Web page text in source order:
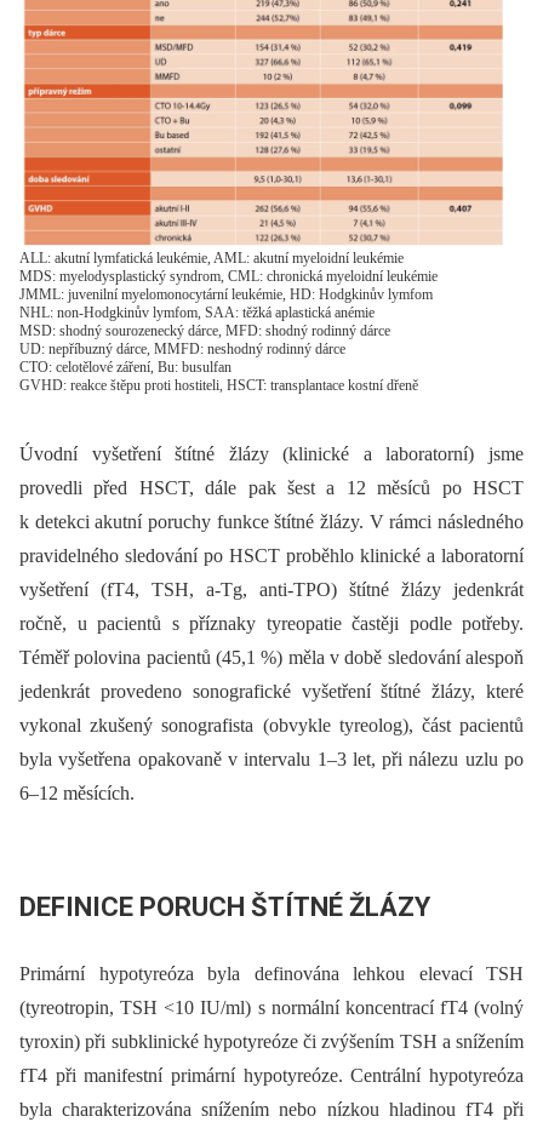
ALL: akutní lymfatická leukémie, AML: akutní myeloidní leukémie
MDS: myelodysplastický syndrom, CML: chronická myeloidní leukémie
JMML: juvenilní myelomonocytární leukémie, HD: Hodgkinův lymfom
NHL: non-Hodgkinův lymfom, SAA: těžká aplastická anémie
MSD: shodný sourozenecký dárce, MFD: shodný rodinný dárce
UD: nepříbuzný dárce, MMFD: neshodný rodinný dárce
CTO: celotělové záření, Bu: busulfan
GVHD: reakce štěpu proti hostiteli, HSCT: transplantace kostní dřeně
Úvodní vyšetření štítné žlázy (klinické a laboratorní) jsme
provedli před HSCT, dále pak šest a 12 měsíců po HSCT
k detekci akutní poruchy funkce štítné žlázy. V rámci následného
pravidelného sledování po HSCT proběhlo klinické a laboratorní
vyšetření (fT4, TSH, a-Tg, anti-TPO) štítné žlázy jedenkrát
ročně, u pacientů s příznaky tyreopatie častěji podle potřeby.
Téměř polovina pacientů (45,1 %) měla v době sledování alespoň
jedenkrát provedeno sonografické vyšetření štítné žlázy, které
vykonal zkušený sonografista (obvykle tyreolog), část pacientů
byla vyšetřena opakovaně v intervalu 1–3 let, při nálezu uzlu po
6–12 měsících.
DEFINICE PORUCH ŠTÍTNÉ ŽLÁZY
Primární hypotyreóza byla definována lehkou elevací TSH
(tyreotropin, TSH <10 IU/ml) s normální koncentrací fT4 (volný
tyroxin) při subklinické hypotyreóze či zvýšením TSH a snížením
fT4 při manifestní primární hypotyreóze. Centrální hypotyreóza
byla charakterizována snížením nebo nízkou hladinou fT4 při